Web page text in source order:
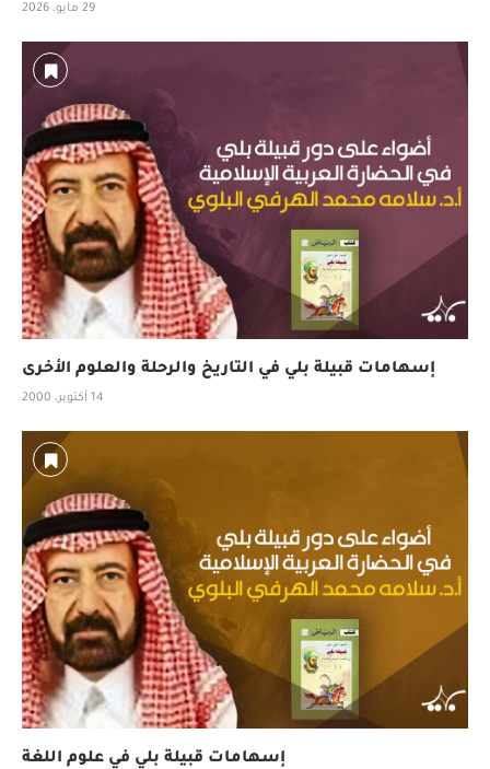
29 مايو، 2026
إسهامات قبيلة بلي في التاريخ والرحلة والعلوم الأخرى
14 أكتوبر، 2000
إسهامات قبيلة بلي في علوم اللغة